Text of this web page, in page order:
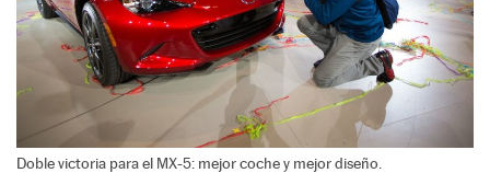
Doble victoria para el MX-5: mejor coche y mejor diseño.